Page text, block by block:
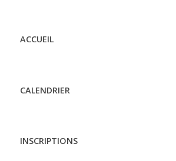
ACCUEIL
CALENDRIER
INSCRIPTIONS